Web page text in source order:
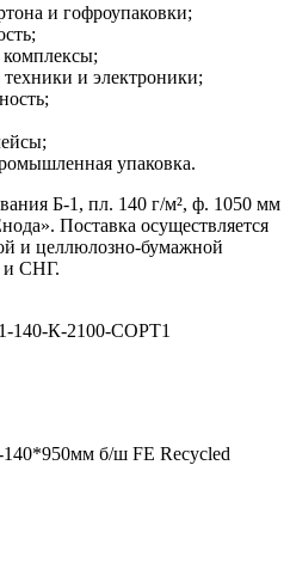
и гофроупаковки;
комплексы;
и электроники;
упаковка.
Б-1, пл. 140 г/м², ф. 1050 мм
Поставка осуществляется
и целлюлозно-бумажной
и СНГ.
140-К-2100-СОРТ1
б/ш FE Recycled